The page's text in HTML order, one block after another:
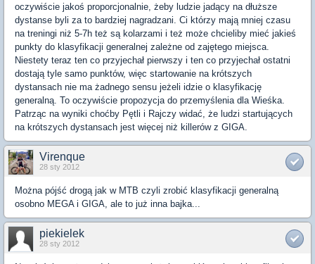
oczywiście jakoś proporcjonalnie, żeby ludzie jadący na dłuższe
dystanse byli za to bardziej nagradzani. Ci którzy mają mniej czasu
na treningi niż 5-7h też są kolarzami i też może chcieliby mieć jakieś
punkty do klasyfikacji generalnej zależne od zajętego miejsca.
Niestety teraz ten co przyjechał pierwszy i ten co przyjechał ostatni
dostają tyle samo punktów, więc startowanie na krótszych
dystansach nie ma żadnego sensu jeżeli idzie o klasyfikację
generalną. To oczywiście propozycja do przemyślenia dla Wieśka.
Patrząc na wyniki choćby Pętli i Rajczy widać, że ludzi startujących
na krótszych dystansach jest więcej niż killerów z GIGA.
Virenque
28 sty 2012
Można pójść drogą jak w MTB czyli zrobić klasyfikacji generalną
osobno MEGA i GIGA, ale to już inna bajka...
piekielek
28 sty 2012